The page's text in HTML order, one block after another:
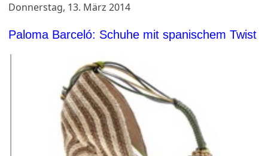
Donnerstag, 13. März 2014
Paloma Barceló: Schuhe mit spanischem Twist